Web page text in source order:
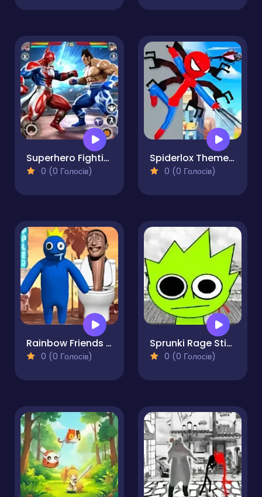
Superhero Fighting Game
0 (0 Голосів)
Spiderlox Theme Park Battle
0 (0 Голосів)
Rainbow Friends VS Skibidi Toilet
0 (0 Голосів)
Sprunki Rage Stickman Incredibox
0 (0 Голосів)